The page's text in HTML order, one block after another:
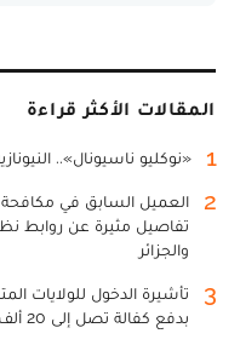
المقالات الأكثر قراءة
1 «نوكليو ناسيونال»..
2
العميل السابق في
تفاصيل مثيرة عن روابط
والجزائر
3
بدفع كفالة تصل إلى 20 ألف دولار